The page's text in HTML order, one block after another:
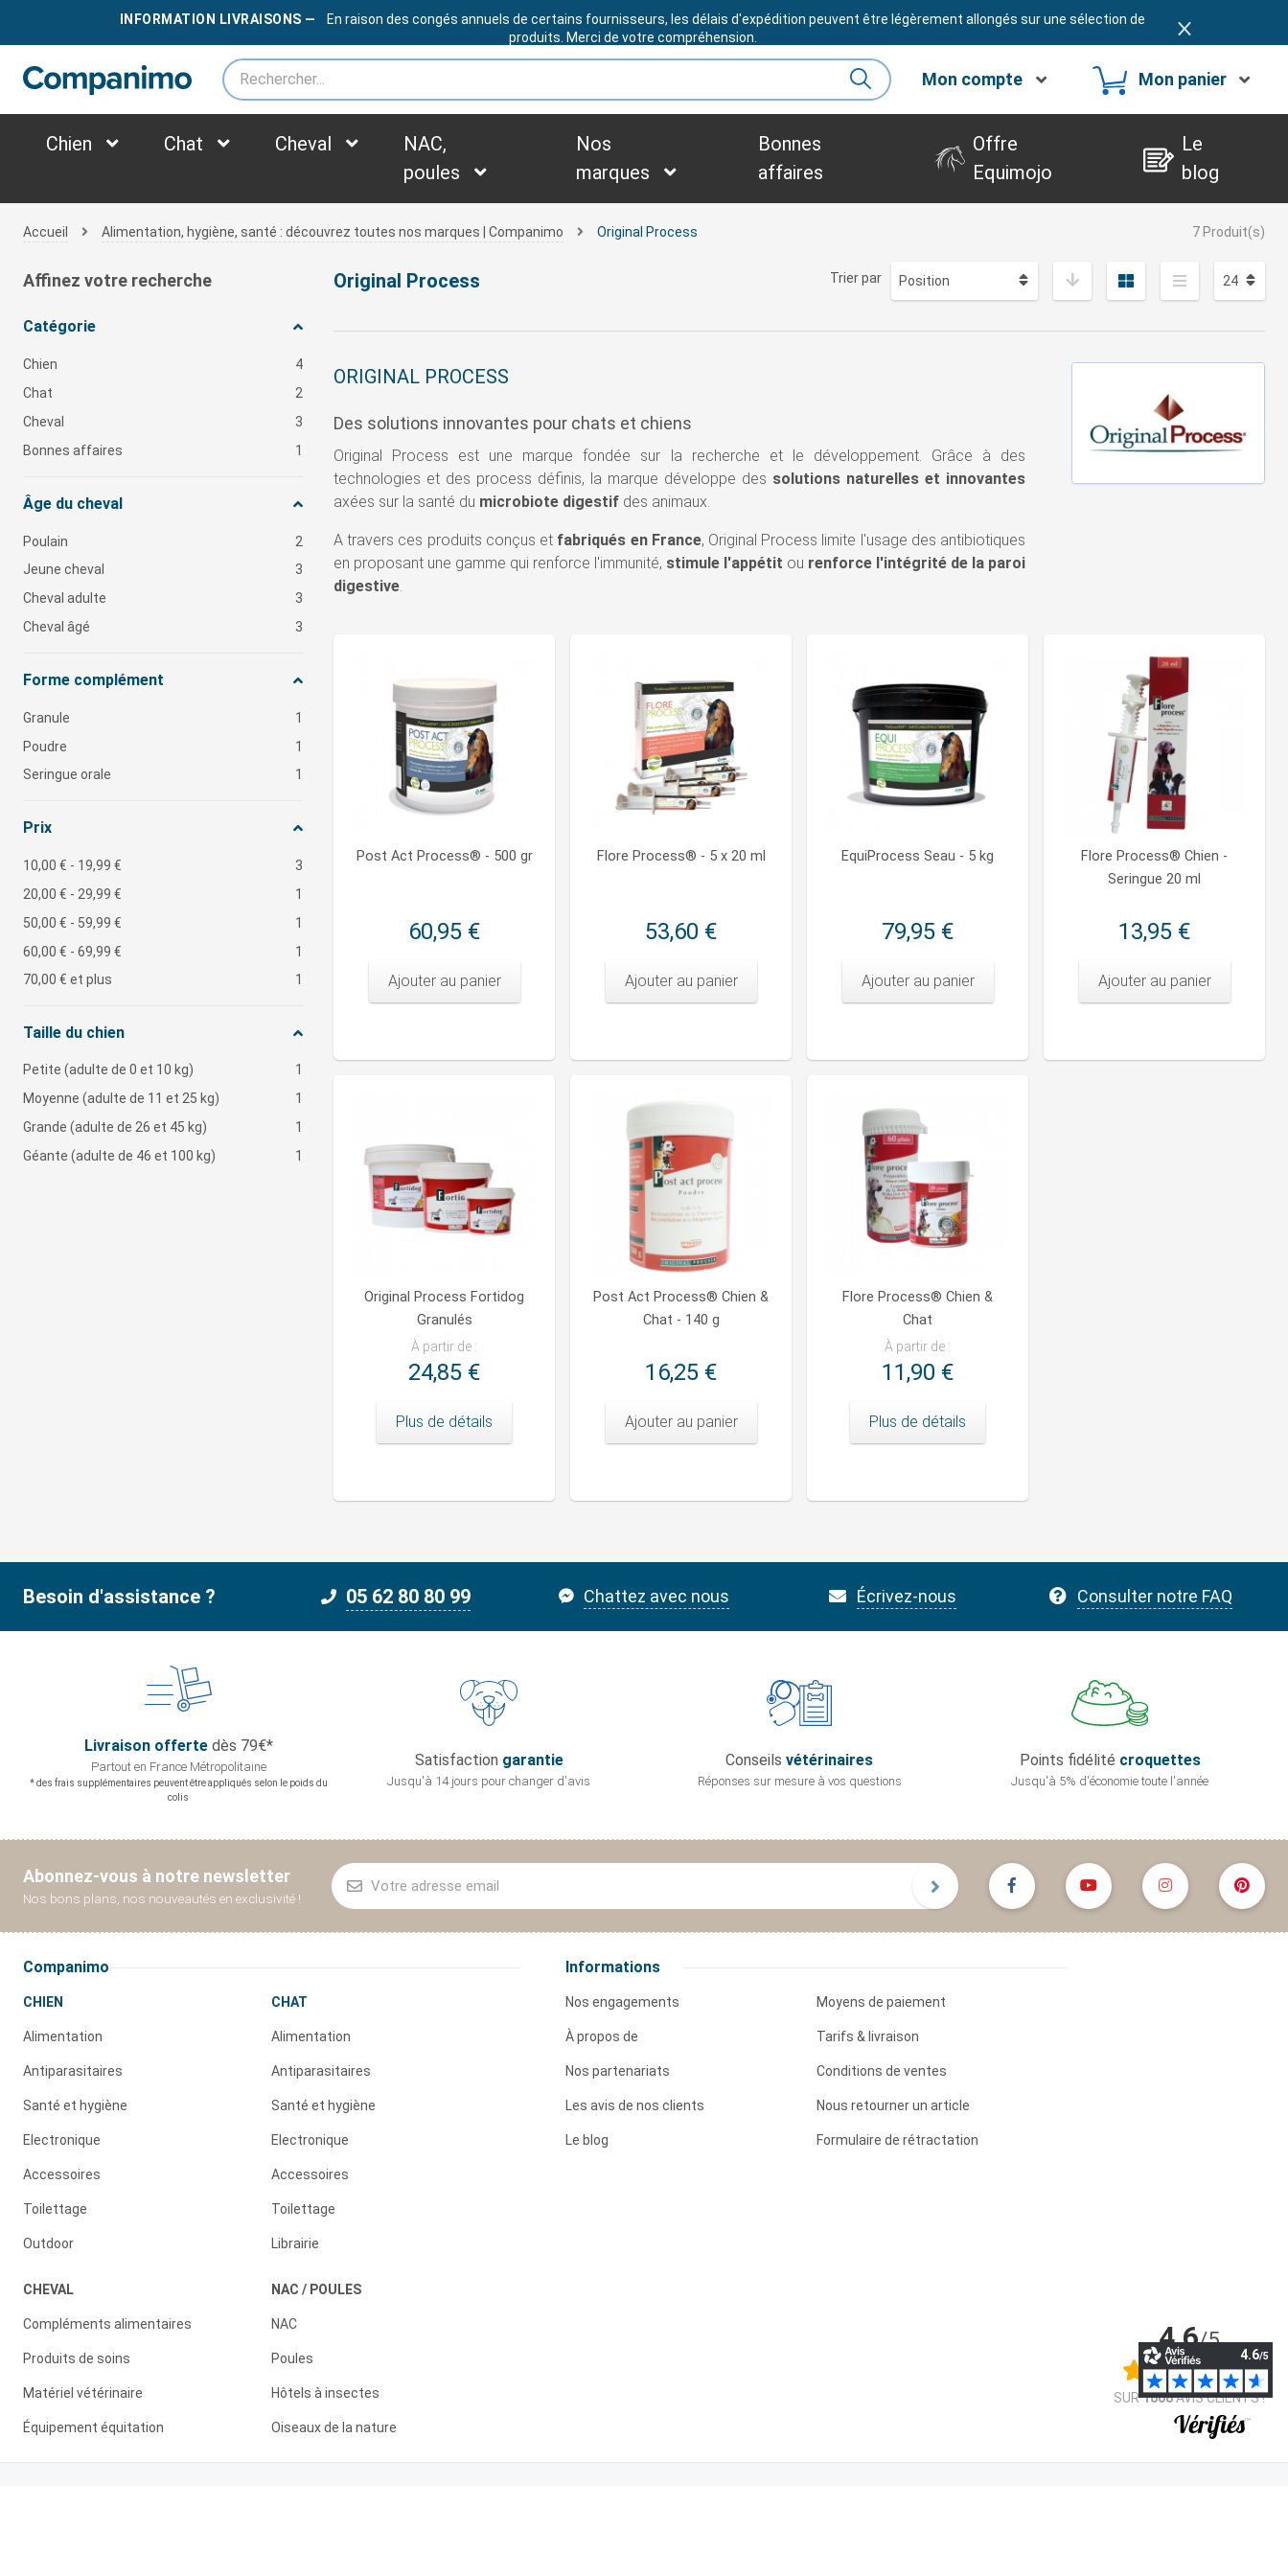
LIVRAISON OFFERTEDÈS79€ BESOIN D'ASSISTANCE ?
INFORMATION LIVRAISONS —
En raison des congés annuels de certains fournisseurs, les délais d'expédition peuvent être légèrement allongés sur une sélection de
produits. Merci de votre compréhension.
Mon compte Mon panier
Chien Chat Cheval
NAC,
poules
Nos
marques
Bonnes
affaires
Offre
Equimojo
Le
blog
Accueil Alimentation, hygiène, santé : découvrez toutes nos marques | Companimo Original Process 7 Produit(s)
Affinez votre recherche
Catégorie
Chien
4
Chat
2
Cheval
3
Bonnes affaires
1
Âge du cheval
Poulain
2
Jeune cheval
3
Cheval adulte
3
Cheval âgé
3
Forme complément
Granule
1
Poudre
1
Seringue orale
1
Prix
10,00 € - 19,99 €
3
20,00 € - 29,99 €
1
50,00 € - 59,99 €
1
60,00 € - 69,99 €
1
70,00 € et plus 1
Taille du chien
Petite (adulte de 0 et 10 kg)
1
Moyenne (adulte de 11 et 25 kg)
1
Grande (adulte de 26 et 45 kg)
1
Géante (adulte de 46 et 100 kg)
1
Trier par
Original Process
ORIGINAL PROCESS
Des solutions innovantes pour chats et chiens
Original Process est une marque fondée sur la recherche et le développement. Grâce à des
technologies et des process définis, la marque développe des solutions naturelles et innovantes
axées sur la santé du microbiote digestif des animaux.
A travers ces produits conçus et fabriqués en France, Original Process limite l'usage des antibiotiques
en proposant une gamme qui renforce l'immunité, stimule l'appétit ou renforce l'intégrité de la paroi
digestive.
Post Act Process® - 500 gr
60,95 €
Ajouter au panier
Flore Process® - 5 x 20 ml
53,60 €
Ajouter au panier
EquiProcess Seau - 5 kg
79,95 €
Ajouter au panier
Flore Process® Chien -
Seringue 20 ml
13,95 €
Ajouter au panier
Original Process Fortidog
Granulés
À partir de :
24,85 €
Plus de détails
Post Act Process® Chien &
Chat - 140 g
16,25 €
Ajouter au panier
Flore Process® Chien &
Chat
À partir de :
11,90 €
Plus de détails
Besoin d'assistance ? 05 62 80 80 99 Chattez avec nous Écrivez-nous Consulter notre FAQ
Livraison offertedès 79€*
Partout en France Métropolitaine
* des frais supplémentaires peuvent être appliqués selon le poids du
colis
Satisfaction garantie
Jusqu'à 14 jours pour changer d'avis
Conseils vétérinaires
Réponses sur mesure à vos questions
Points fidélité croquettes
Jusqu'à 5% d'économie toute l'année
Abonnez-vous à notre newsletter
Nos bons plans, nos nouveautés en exclusivité !
Companimo
CHIEN
Alimentation
Antiparasitaires
Santé et hygiène
Electronique
Accessoires
Toilettage
Outdoor
CHEVAL
Compléments alimentaires
Produits de soins
Matériel vétérinaire
Équipement équitation
CHAT
Alimentation
Antiparasitaires
Santé et hygiène
Electronique
Accessoires
Toilettage
Librairie
NAC / POULES
NAC
Poules
Hôtels à insectes
Oiseaux de la nature
Informations
Nos engagements
À propos de
Nos partenariats
Les avis de nos clients
Le blog
Moyens de paiement
Tarifs & livraison
Conditions de ventes
Nous retourner un article
Formulaire de rétractation
4.6/5
SUR1808AVIS CLIENTS !